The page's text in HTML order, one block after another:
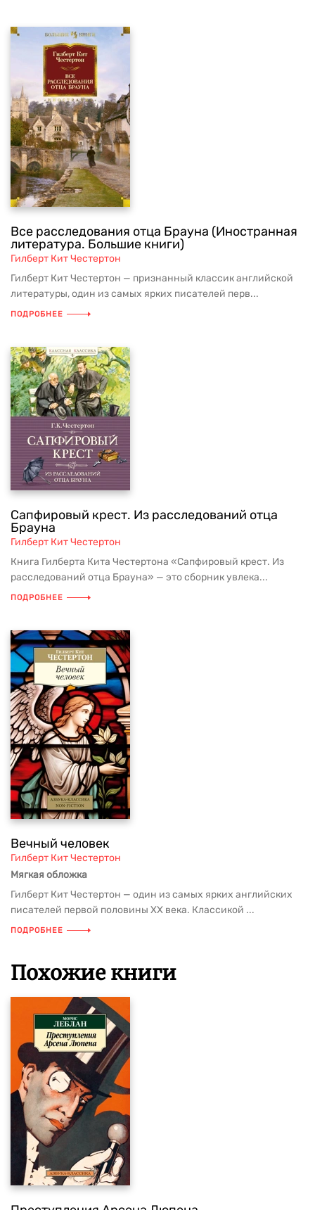
Все расследования отца Брауна (Иностранная
литература. Большие книги)
Гилберт Кит Честертон
Гилберт Кит Честертон — признанный классик английской
литературы, один из самых ярких писателей перв...
ПОДРОБНЕЕ
Сапфировый крест. Из расследований отца
Брауна
Гилберт Кит Честертон
Книга Гилберта Кита Честертона «Сапфировый крест. Из
расследований отца Брауна» — это сборник увлека...
ПОДРОБНЕЕ
Вечный человек
Гилберт Кит Честертон
Мягкая обложка
Гилберт Кит Честертон — один из самых ярких английских
писателей первой половины XX века. Классикой ...
ПОДРОБНЕЕ
Похожие книги